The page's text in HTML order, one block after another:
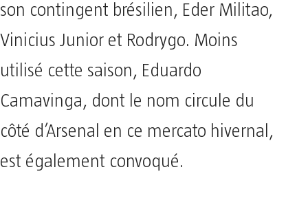
son contingent brésilien, Eder Militao,
Vinicius Junior et Rodrygo. Moins
utilisé cette saison, Eduardo
Camavinga, dont le nom circule du
côté d’Arsenal en ce mercato hivernal,
est également convoqué.